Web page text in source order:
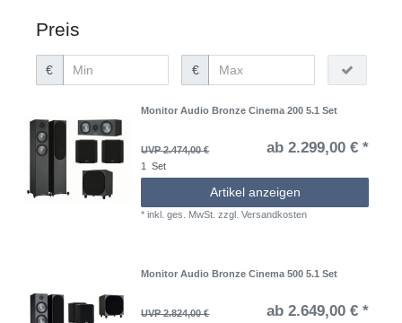
Preis
€ €
Monitor Audio Bronze Cinema 200 5.1 Set
UVP 2.474,00 € ab 2.299,00 € *
1 Set
Artikel anzeigen
*inkl. ges. MwSt. zzgl.Versandkosten
Monitor Audio Bronze Cinema 500 5.1 Set
UVP 2.824,00 € ab 2.649,00 € *